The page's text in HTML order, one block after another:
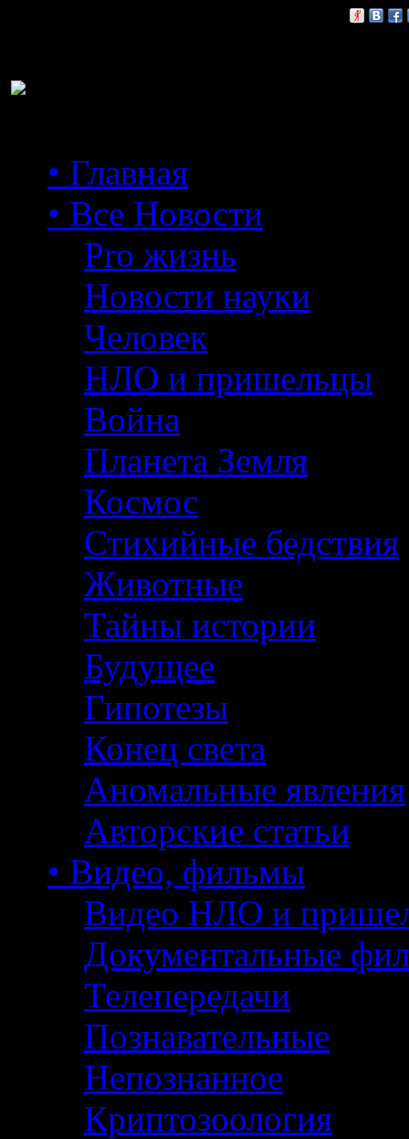
• Главная
• Все Новости
Pro жизнь
Новости науки
Человек
НЛО и пришельцы
Война
Планета Земля
Космос
Стихийные бедствия
Животные
Тайны истории
Будущее
Гипотезы
Конец света
Аномальные явления
Авторские статьи
• Видео, фильмы
Видео НЛО и
Документальные
Телепередачи
Познавательные
Непознанное
Криптозоология